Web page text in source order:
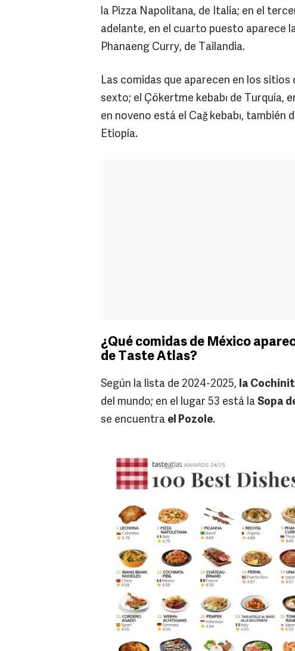
la Pizza Napolitana, de Italia; en el
adelante, en el cuarto puesto aparece
Phanaeng Curry, de Tailandia.
Las comidas que aparecen en los sitios
sexto; el Çökertme kebabı de Turquía,
en noveno está el Cağ kebabı, también
Etiopía.
¿Qué comidas de México
de Taste Atlas?
Según la lista de 2024-2025, la
del mundo; en el lugar 53 está la Sopa
se encuentra el Pozole.